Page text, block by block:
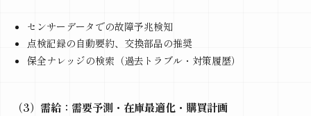
センサーデータでの故障予兆検知
点検記録の自動要約、交換部品の推奨
保全ナレッジの検索（過去トラブル・対策履歴）
（3）需給：需要予測・在庫最適化・購買計画